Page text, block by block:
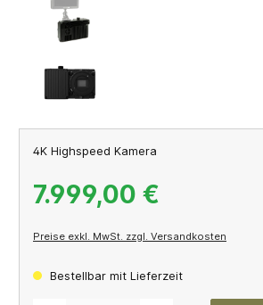
4K Highspeed Kamera
7.999,00 €
Preise exkl. MwSt. zzgl. Versandkosten
Bestellbar mit Lieferzeit